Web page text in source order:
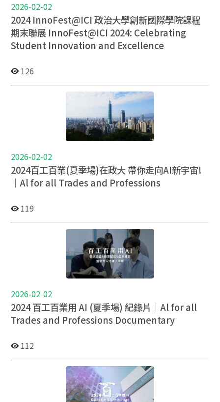
2026-02-02
2024 InnoFest@ICI 政治大學創新國際學院課程
期末聯展 InnoFest@ICI 2024: Celebrating
Student Innovation and Excellence
126
2026-02-02
2024百工百業(夏季場)在政大 帶你走向AI新宇宙!
｜Al for all Trades and Professions
119
2026-02-02
2024 百工百業用 AI (夏季場) 紀錄片｜Al for all
Trades and Professions Documentary
112